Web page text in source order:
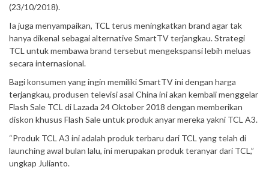
(23/10/2018).
Ia juga menyampaikan, TCL terus meningkatkan brand agar tak
hanya dikenal sebagai alternative SmartTV terjangkau. Strategi
TCL untuk membawa brand tersebut mengekspansi lebih meluas
secara internasional.
Bagi konsumen yang ingin memiliki SmartTV ini dengan harga
terjangkau, produsen televisi asal China ini akan kembali menggelar
Flash Sale TCL di Lazada 24 Oktober 2018 dengan memberikan
diskon khusus Flash Sale untuk produk anyar mereka yakni TCL A3.
“Produk TCL A3 ini adalah produk terbaru dari TCL yang telah di
launching awal bulan lalu, ini merupakan produk teranyar dari TCL,”
ungkap Julianto.